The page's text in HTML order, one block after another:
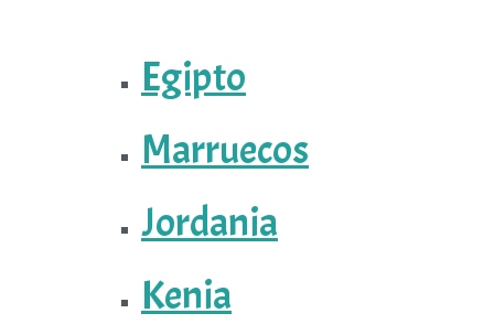
Egipto
Marruecos
Jordania
Kenia